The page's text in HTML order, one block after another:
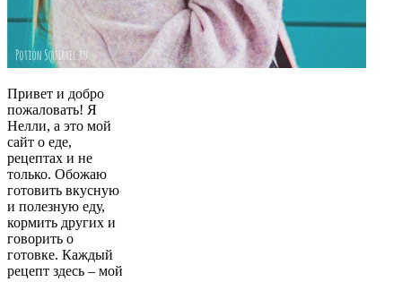
Привет и добро
пожаловать! Я
Нелли, а это мой
сайт о еде,
рецептах и не
только. Обожаю
готовить вкусную
и полезную еду,
кормить других и
говорить о
готовке. Каждый
рецепт здесь – мой